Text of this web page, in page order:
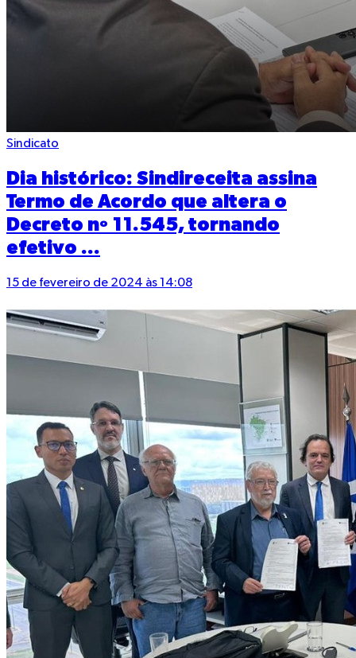
Sindicato
Dia histórico: Sindireceita assina
Termo de Acordo que altera o
Decreto nº 11.545, tornando
efetivo ...
15 de fevereiro de 2024 às 14:08